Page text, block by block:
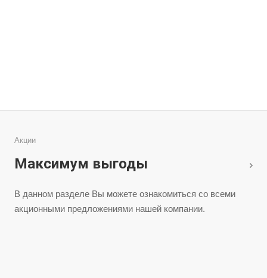
Акции
Максимум выгоды
В данном разделе Вы можете ознакомиться со всеми
акционными предложениями нашей компании.